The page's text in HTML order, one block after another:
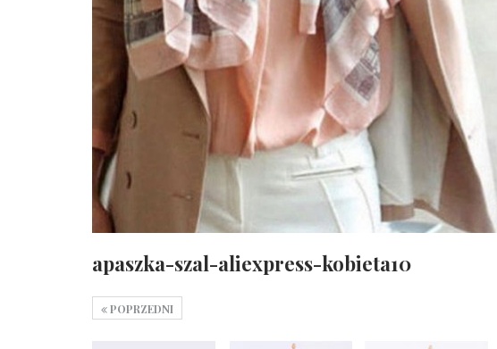
apaszka-szal-aliexpress-kobieta10
POPRZEDNI